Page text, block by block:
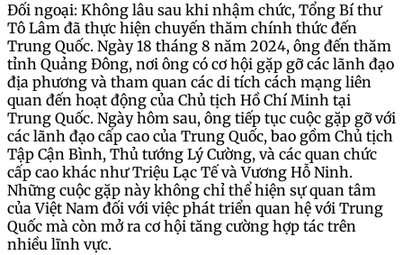
Đối ngoại: Không lâu sau khi nhậm chức, Tổng Bí thư
Tô Lâm đã thực hiện chuyến thăm chính thức đến
Trung Quốc. Ngày 18 tháng 8 năm 2024, ông đến thăm
tỉnh Quảng Đông, nơi ông có cơ hội gặp gỡ các lãnh đạo
địa phương và tham quan các di tích cách mạng liên
quan đến hoạt động của Chủ tịch Hồ Chí Minh tại
Trung Quốc. Ngày hôm sau, ông tiếp tục cuộc gặp gỡ với
các lãnh đạo cấp cao của Trung Quốc, bao gồm Chủ tịch
Tập Cận Bình, Thủ tướng Lý Cường, và các quan chức
cấp cao khác như Triệu Lạc Tế và Vương Hỗ Ninh.
Những cuộc gặp này không chỉ thể hiện sự quan tâm
của Việt Nam đối với việc phát triển quan hệ với Trung
Quốc mà còn mở ra cơ hội tăng cường hợp tác trên
nhiều lĩnh vực.